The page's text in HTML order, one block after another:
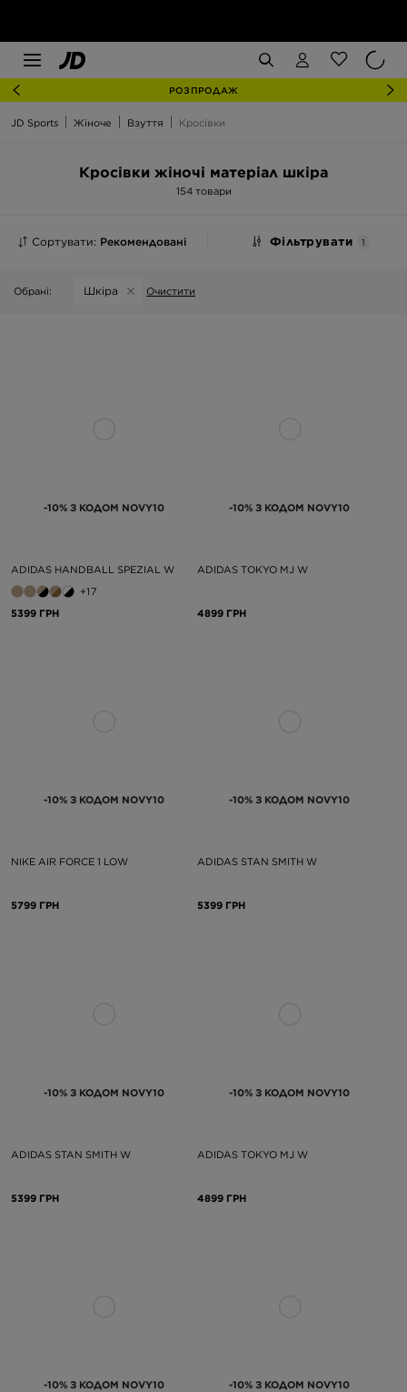
РОЗПРОДАЖ
JD Sports Жіноче Взуття Кросівки
Кросівки жіночі матеріал шкіра
154 товари
Сортувати: Рекомендовані Фільтрувати 1
Обрані: Шкіра Очистити
-10% З КОДОМ NOVY10
ADIDAS HANDBALL SPEZIAL W
+17
5399 ГРН
-10% З КОДОМ NOVY10
ADIDAS TOKYO MJ W
4899 ГРН
-10% З КОДОМ NOVY10
NIKE AIR FORCE 1 LOW
5799 ГРН
-10% З КОДОМ NOVY10
ADIDAS STAN SMITH W
5399 ГРН
-10% З КОДОМ NOVY10
ADIDAS STAN SMITH W
5399 ГРН
-10% З КОДОМ NOVY10
ADIDAS TOKYO MJ W
4899 ГРН
-10% З КОДОМ NOVY10 -10% З КОДОМ NOVY10